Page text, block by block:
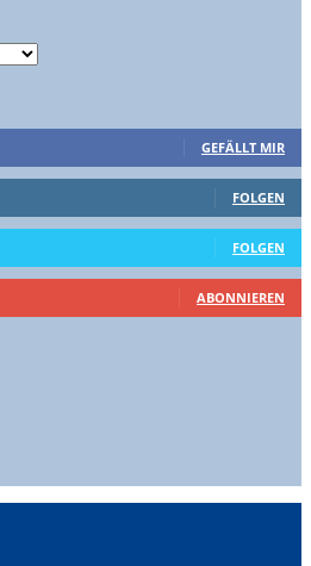
GEFÄLLT MIR
FOLGEN
FOLGEN
ABONNIEREN